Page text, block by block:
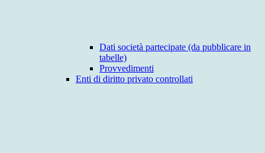
Dati società partecipate (da pubblicare in
tabelle)
Provvedimenti
Enti di diritto privato controllati